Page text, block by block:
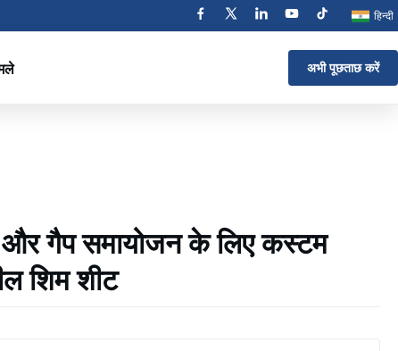
हिन्दी
अभी पूछताछ करें
गैप समायोजन के लिए कस्टम
शिम शीट